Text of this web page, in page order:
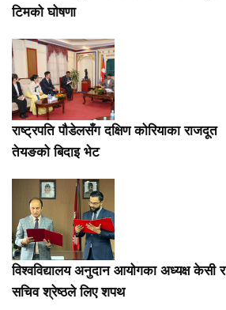
टिमको घोषणा
राष्ट्रपति पौडेलसँग दक्षिण कोरियाका राजदूत
तेयङको बिदाइ भेट
विश्वविद्यालय अनुदान आयोगका अध्यक्ष केसी र
सचिव श्रेष्ठले लिए शपथ